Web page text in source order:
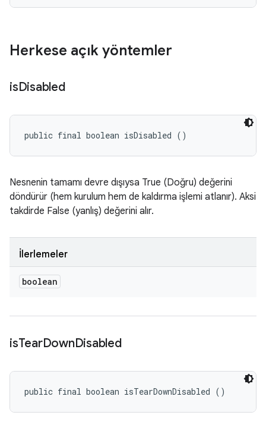
Herkese açık yöntemler
isDisabled
public final boolean isDisabled ()
Nesnenin tamamı devre dışıysa True (Doğru) değerini
döndürür (hem kurulum hem de kaldırma işlemi atlanır). Aksi
takdirde False (yanlış) değerini alır.
İlerlemeler
boolean
isTearDownDisabled
public final boolean isTearDownDisabled ()